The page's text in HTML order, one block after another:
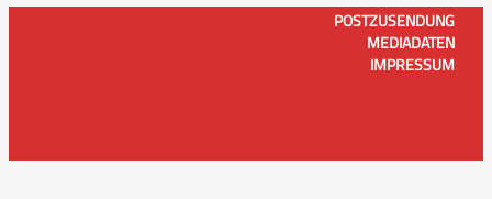
POSTZUSENDUNG
MEDIADATEN
IMPRESSUM